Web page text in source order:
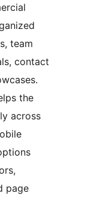
team
contact
the
across
page